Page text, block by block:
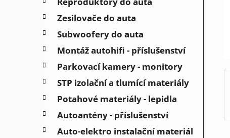
n
í
p
a
n
e
l
e
Zesilovače do auta
Subwoofery do auta
Montáž autohifi - příslušenství
Parkovací kamery - monitory
STP izolační a tlumící materiály
Potahové materiály - lepidla
Autoantény - příslušenství
Auto-elektro instalační materiál